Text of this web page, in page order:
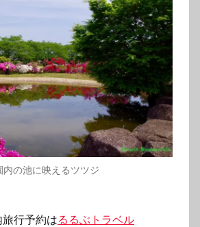
内の池に映えるツツジ
旅行予約はるるぶトラベル